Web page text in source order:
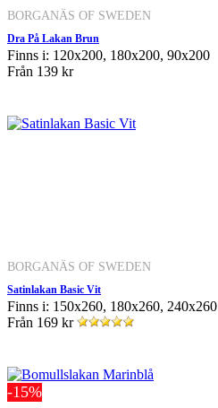
BORGANÄS OF SWEDEN
Dra På Lakan Brun
Finns i: 120x200, 180x200, 90x200
Från 139 kr
BORGANÄS OF SWEDEN
Satinlakan Basic Vit
Finns i: 150x260, 180x260, 240x260
Från 169 kr
-15%